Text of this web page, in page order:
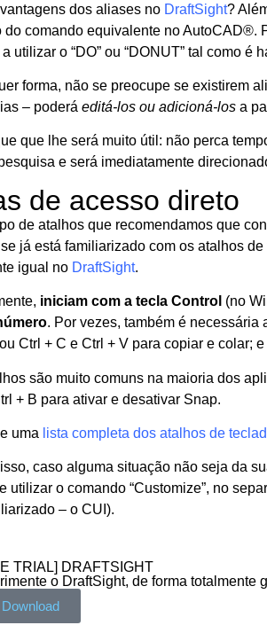
dos aliases no DraftSight?
do comando equivalente no AutoCAD®.
utilizar o “DO” ou “DONUT” tal como é
forma, não se preocupe se existirem
– poderá editá-los ou adicioná-los a
que lhe será muito útil: não perca
e será imediatamente
de acesso direto
de atalhos que recomendamos que
se já está familiarizado com os atalhos
igual no DraftSight.
iniciam com a tecla Control (no
. Por vezes, também é
Ctrl + C e Ctrl + V para copiar e colar;
são muito comuns na maioria dos
+ B para ativar e desativar Snap.
uma lista completa dos atalhos de
caso alguma situação não seja da
utilizar o comando “Customize”, no
– o CUI).
TRIAL] DRAFTSIGHT
o DraftSight, de forma
Download